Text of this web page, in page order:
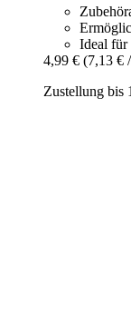
Ideal für
4,99 € (7,13 €
Zustellung bis